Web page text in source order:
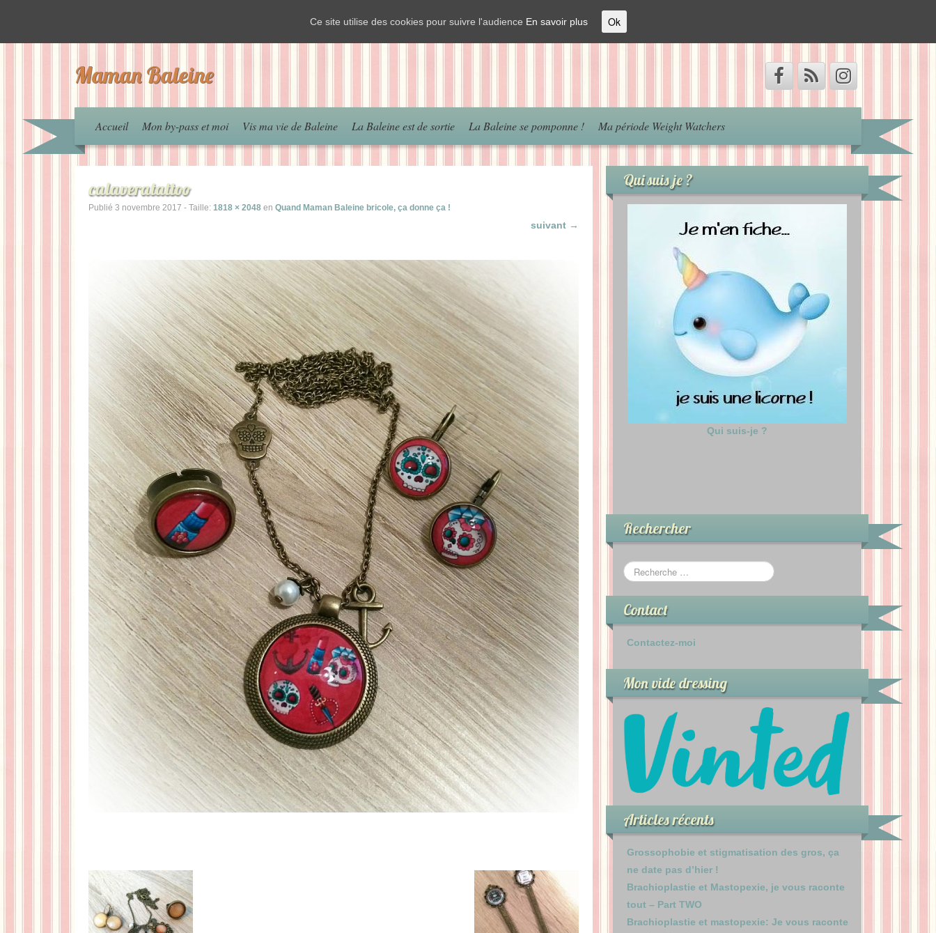
Maman Baleine
Accueil Mon by-pass et moi Vis ma vie de Baleine La Baleine est de sortie La Baleine se pomponne ! Ma période Weight Watchers
calaveratattoo
Publié 3 novembre 2017 - Taille: 1818 × 2048 en Quand Maman Baleine bricole, ça donne ça !
suivant →
Qui suis je ?
Qui suis-je ?
Rechercher
Contact
Contactez-moi
Mon vide dressing
Articles récents
Grossophobie et stigmatisation des gros, ça
ne date pas d’hier !
Brachioplastie et Mastopexie, je vous raconte
tout – Part TWO
Brachioplastie et mastopexie: Je vous raconte
Ce site utilise des cookies pour suivre l'audience En savoir plus Ok